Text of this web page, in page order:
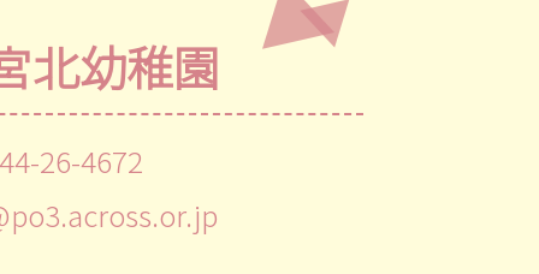
北幼稚園
26-4672